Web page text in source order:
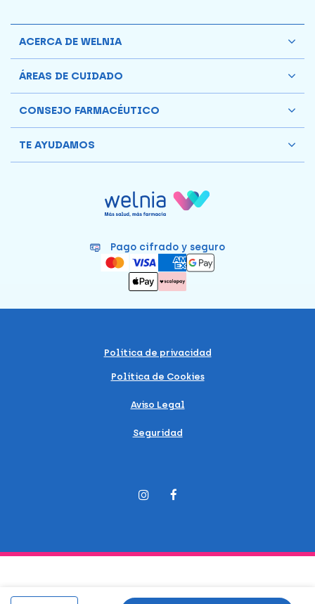
Pago cifrado y seguro
ACERCA DE WELNIA
ÁREAS DE CUIDADO
CONSEJO FARMACÉUTICO
TE AYUDAMOS
Política de privacidad
Política de Cookies
Aviso Legal
Seguridad